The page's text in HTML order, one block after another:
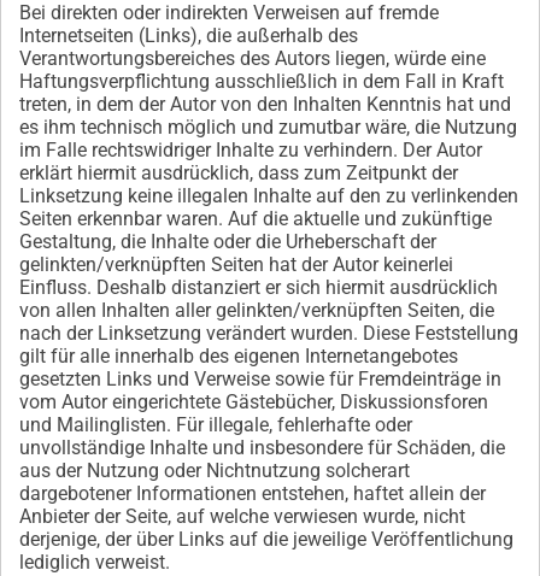
Bei direkten oder indirekten Verweisen auf fremde
Internetseiten (Links), die außerhalb des
Verantwortungsbereiches des Autors liegen, würde eine
Haftungsverpflichtung ausschließlich in dem Fall in Kraft
treten, in dem der Autor von den Inhalten Kenntnis hat und
es ihm technisch möglich und zumutbar wäre, die Nutzung
im Falle rechtswidriger Inhalte zu verhindern. Der Autor
erklärt hiermit ausdrücklich, dass zum Zeitpunkt der
Linksetzung keine illegalen Inhalte auf den zu verlinkenden
Seiten erkennbar waren. Auf die aktuelle und zukünftige
Gestaltung, die Inhalte oder die Urheberschaft der
gelinkten/verknüpften Seiten hat der Autor keinerlei
Einfluss. Deshalb distanziert er sich hiermit ausdrücklich
von allen Inhalten aller gelinkten/verknüpften Seiten, die
nach der Linksetzung verändert wurden. Diese Feststellung
gilt für alle innerhalb des eigenen Internetangebotes
gesetzten Links und Verweise sowie für Fremdeinträge in
vom Autor eingerichtete Gästebücher, Diskussionsforen
und Mailinglisten. Für illegale, fehlerhafte oder
unvollständige Inhalte und insbesondere für Schäden, die
aus der Nutzung oder Nichtnutzung solcherart
dargebotener Informationen entstehen, haftet allein der
Anbieter der Seite, auf welche verwiesen wurde, nicht
derjenige, der über Links auf die jeweilige Veröffentlichung
lediglich verweist.